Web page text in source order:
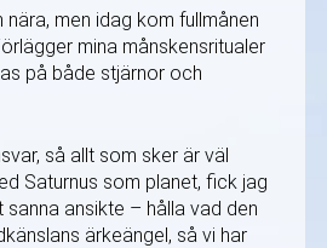
men idag kom fullmånen
mina månskensritualer
på både stjärnor och
så allt som sker är väl
Saturnus som planet, fick jag
ansikte – hålla vad den
ärkeängel, så vi har